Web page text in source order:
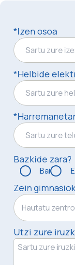
*Izen osoa
*Helbide
Bazkide zara?
Bai
Zein
Hautatu
Utzi zure